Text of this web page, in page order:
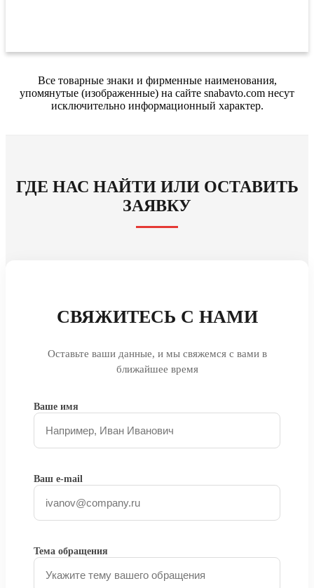
Все товарные знаки и фирменные наименования,
упомянутые (изображенные) на сайте snabavto.com несут
исключительно информационный характер.
ГДЕ НАС НАЙТИ ИЛИ ОСТАВИТЬ
ЗАЯВКУ
СВЯЖИТЕСЬ С НАМИ
Оставьте ваши данные, и мы свяжемся с вами в
ближайшее время
Ваше имя
Ваш e-mail
Тема обращения